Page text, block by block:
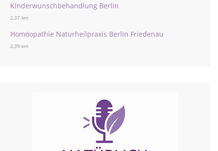
KInderwunschbehandlung Berlin
2,37 km
Homöopathie Naturheilpraxis Berlin Friedenau
2,39 km